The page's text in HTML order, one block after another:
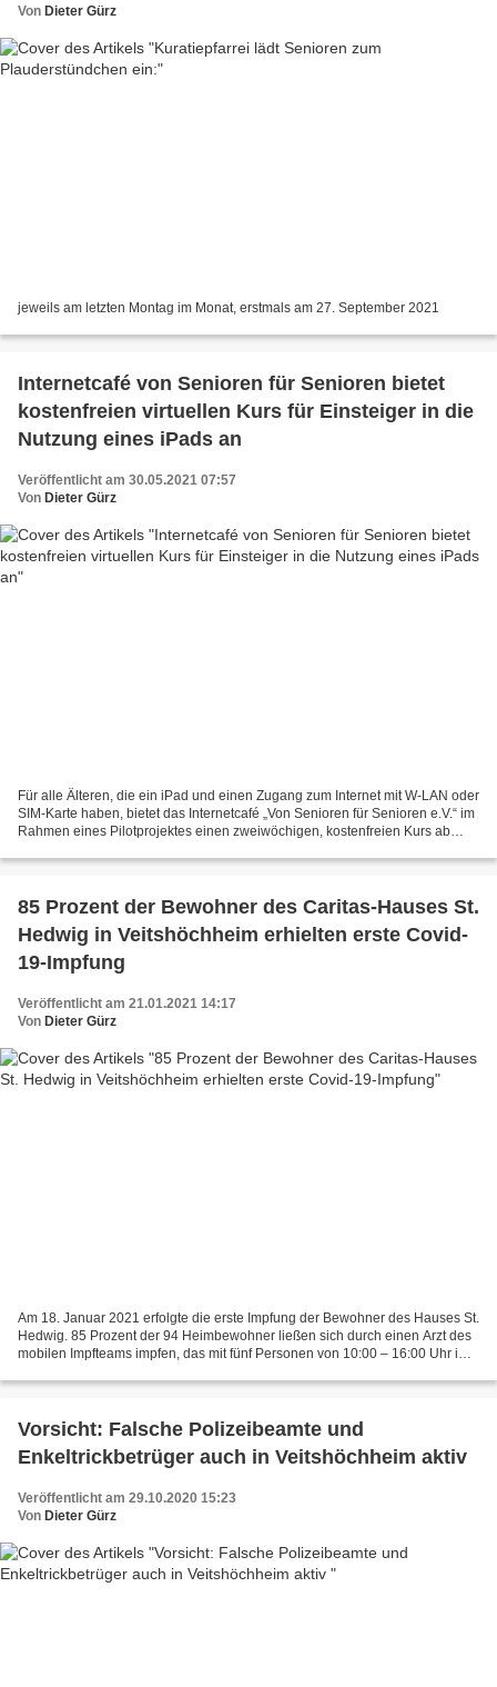
Von Dieter Gürz
jeweils am letzten Montag im Monat, erstmals am 27. September 2021
Internetcafé von Senioren für Senioren bietet
kostenfreien virtuellen Kurs für Einsteiger in die
Nutzung eines iPads an
Veröffentlicht am 30.05.2021 07:57
Von Dieter Gürz
Für alle Älteren, die ein iPad und einen Zugang zum Internet mit W-LAN oder
SIM-Karte haben, bietet das Internetcafé „Von Senioren für Senioren e.V.“ im
Rahmen eines Pilotprojektes einen zweiwöchigen, kostenfreien Kurs ab
85 Prozent der Bewohner des Caritas-Hauses St.
Hedwig in Veitshöchheim erhielten erste Covid-
19-Impfung
Veröffentlicht am 21.01.2021 14:17
Von Dieter Gürz
Am 18. Januar 2021 erfolgte die erste Impfung der Bewohner des Hauses St.
Hedwig. 85 Prozent der 94 Heimbewohner ließen sich durch einen Arzt des
mobilen Impfteams impfen, das mit fünf Personen von 10:00 – 16:00 Uhr im
Vorsicht: Falsche Polizeibeamte und
Enkeltrickbetrüger auch in Veitshöchheim aktiv
Veröffentlicht am 29.10.2020 15:23
Von Dieter Gürz